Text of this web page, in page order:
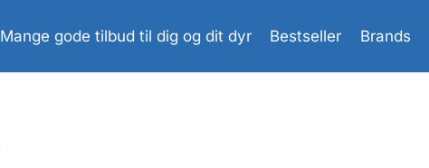
Mange gode tilbud til dig og dit dyr Bestseller Brands